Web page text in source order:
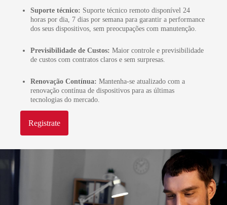
Suporte técnico: Suporte técnico remoto disponível 24
horas por dia, 7 dias por semana para garantir a performance
dos seus dispositivos, sem preocupações com manutenção.
Previsibilidade de Custos: Maior controle e previsibilidade
de custos com contratos claros e sem surpresas.
Renovação Contínua: Mantenha-se atualizado com a
renovação contínua de dispositivos para as últimas
tecnologias do mercado.
Registrate